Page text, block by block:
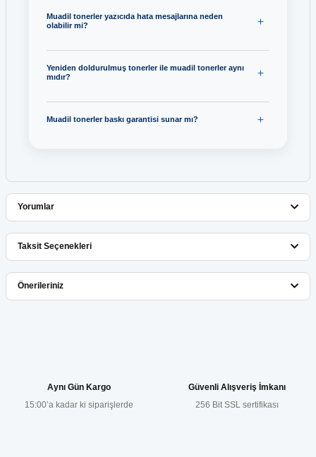
Muadil tonerler yazıcıda hata mesajlarına neden
olabilir mi?
Yeniden doldurulmuş tonerler ile muadil tonerler aynı
mıdır?
Muadil tonerler baskı garantisi sunar mı?
Yorumlar
Bu ürüne ilk yorumu siz yapın!
Taksit Seçenekleri
Önerileriniz
Ürün resmi kalitesiz, bozuk veya görüntülenemiyor.
Aynı Gün Kargo
15:00’a kadar ki siparişlerde
Güvenli Alışveriş İmkanı
256 Bit SSL sertifikası